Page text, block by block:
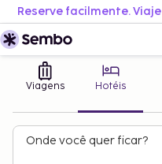
Viagens Hotéis
Onde você quer ficar?